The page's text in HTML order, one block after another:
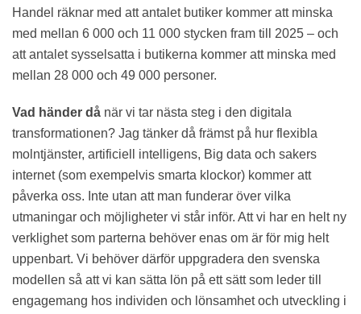
Handel räknar med att antalet butiker kommer att minska
med mellan 6 000 och 11 000 stycken fram till 2025 – och
att antalet sysselsatta i butikerna kommer att minska med
mellan 28 000 och 49 000 personer.
Vad händer då när vi tar nästa steg i den digitala
transformationen? Jag tänker då främst på hur flexibla
molntjänster, artificiell intelligens, Big data och sakers
internet (som exempelvis smarta klockor) kommer att
påverka oss. Inte utan att man funderar över vilka
utmaningar och möjligheter vi står inför. Att vi har en helt ny
verklighet som parterna behöver enas om är för mig helt
uppenbart. Vi behöver därför uppgradera den svenska
modellen så att vi kan sätta lön på ett sätt som leder till
engagemang hos individen och lönsamhet och utveckling i